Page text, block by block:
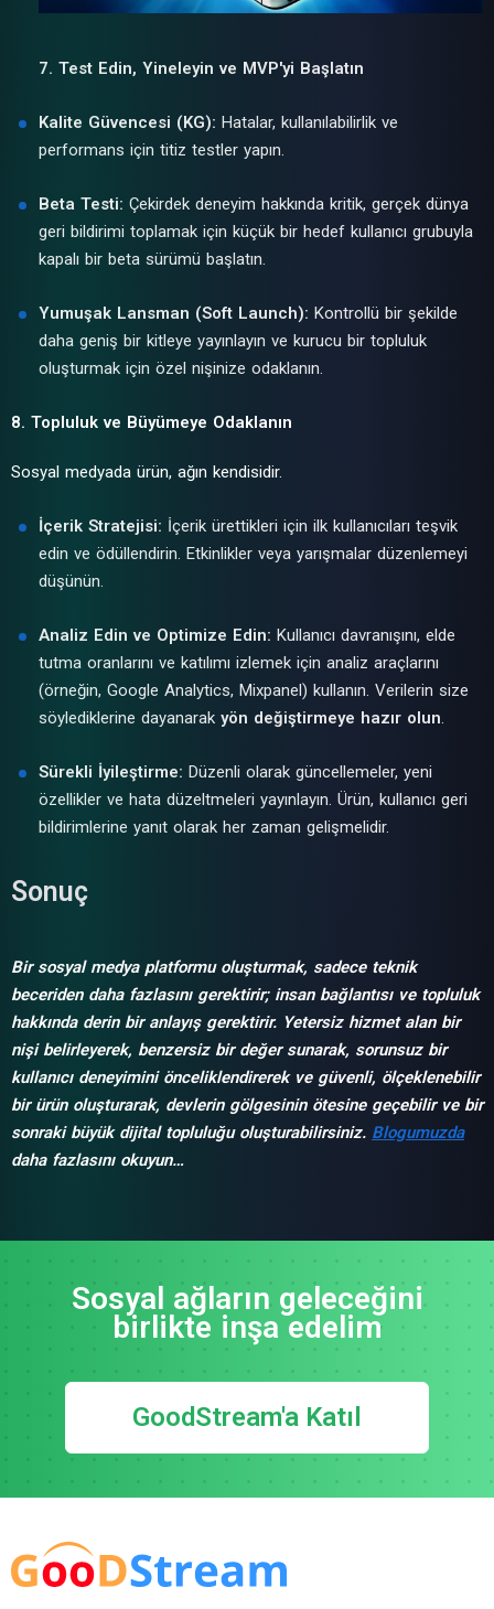
7. Test Edin, Yineleyin ve MVP'yi Başlatın
Kalite Güvencesi (KG): Hatalar, kullanılabilirlik ve
performans için titiz testler yapın.
Beta Testi: Çekirdek deneyim hakkında kritik, gerçek dünya
geri bildirimi toplamak için küçük bir hedef kullanıcı grubuyla
kapalı bir beta sürümü başlatın.
Yumuşak Lansman (Soft Launch): Kontrollü bir şekilde
daha geniş bir kitleye yayınlayın ve kurucu bir topluluk
oluşturmak için özel nişinize odaklanın.
8. Topluluk ve Büyümeye Odaklanın
Sosyal medyada ürün, ağın kendisidir.
İçerik Stratejisi: İçerik ürettikleri için ilk kullanıcıları teşvik
edin ve ödüllendirin. Etkinlikler veya yarışmalar düzenlemeyi
düşünün.
Analiz Edin ve Optimize Edin: Kullanıcı davranışını, elde
tutma oranlarını ve katılımı izlemek için analiz araçlarını
(örneğin, Google Analytics, Mixpanel) kullanın. Verilerin size
söylediklerine dayanarak yön değiştirmeye hazır olun
Sürekli İyileştirme: Düzenli olarak güncellemeler, yeni
özellikler ve hata düzeltmeleri yayınlayın. Ürün, kullanıcı geri
bildirimlerine yanıt olarak her zaman gelişmelidir.
Sonuç
Bir sosyal medya platformu oluşturmak, sadece teknik
beceriden daha fazlasını gerektirir; insan bağlantısı ve topluluk
hakkında derin bir anlayış gerektirir. Yetersiz hizmet alan bir
nişi belirleyerek, benzersiz bir değer sunarak, sorunsuz bir
kullanıcı deneyimini önceliklendirerek ve güvenli, ölçeklenebilir
bir ürün oluşturarak, devlerin gölgesinin ötesine geçebilir ve bir
sonraki büyük dijital topluluğu oluşturabilirsiniz. Blogumuzda
daha fazlasını okuyun…
Sosyal ağların geleceğini
birlikte inşa edelim
GoodStream'a Katıl